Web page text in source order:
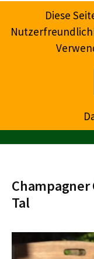
Inhalt
Wein,
Tal
Diese